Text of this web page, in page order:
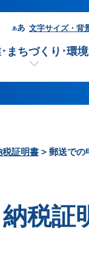
文字サイズ・背
まちづくり･環境
税証明書 > 郵送での
税証